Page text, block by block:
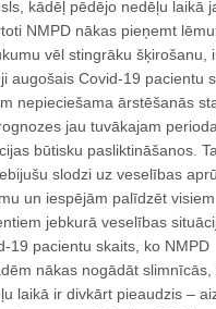
kādēļ pēdējo nedēļu laikā
NMPD nākas pieņemt
vēl stingrāku šķirošanu,
augošais Covid-19 pacientu
nepieciešama ārstēšanās
jau tuvākajam
būtisku pasliktināšanos.
slodzi uz veselības
un iespējām palīdzēt visiem
jebkurā veselības
19 pacientu skaits, ko NMPD
nākas nogādāt slimnīcās,
laikā ir divkārt pieaudzis –